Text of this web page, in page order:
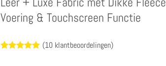
Voering & Touchscreen Functie
(10 klantbeoordelingen)